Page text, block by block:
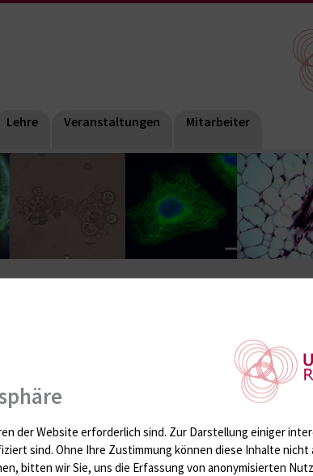
Lehre Veranstaltungen Mitarbeiter
verpflichtet. Wir beteiligen uns als Klinik der
an nationalen und internationalen Forschungsprojekten
zu erproben, die Therapieverbesserungen
der Website erforderlich sind. Zur Darstellung einiger
sind. Ohne Ihre Zustimmung können diese Inhalte
bitten wir Sie, uns die Erfassung von anonymisierten